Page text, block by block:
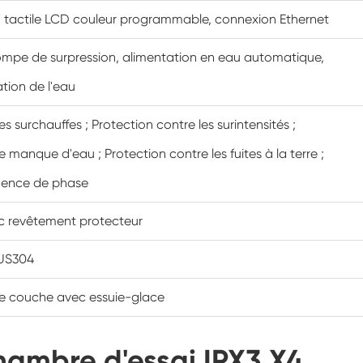
Cabinet de basse température constante
Chambre de gel dégel
Chambre d'essai de preuve d'explosion
Chambre climatique PV
Chambre d'essai pour modules PV
Chambre d'essai de laboratoire
Chambre environnementale PV
LCD couleur programmable, connexion Ethernet
de surpression, alimentation en eau automatique,
de l'eau
surchauffes ; Protection contre les surintensités ;
manque d'eau ; Protection contre les fuites à la terre ;
de phase
revêtement protecteur
couche avec essuie-glace